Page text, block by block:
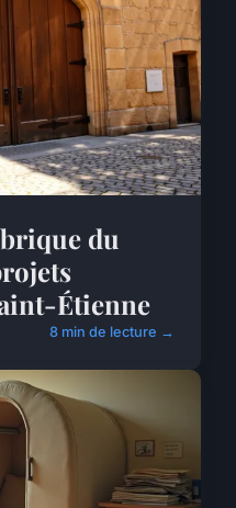
du
Étienne
8 min de lecture →